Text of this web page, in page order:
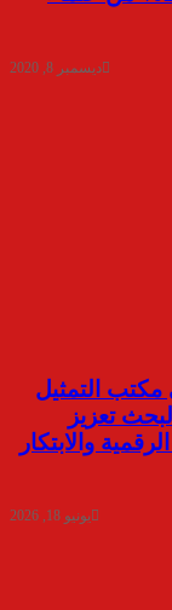
ديسمبر 8, 2020
مكتب التمثيل
تعزيز
والابتكار
يونيو 18, 2026